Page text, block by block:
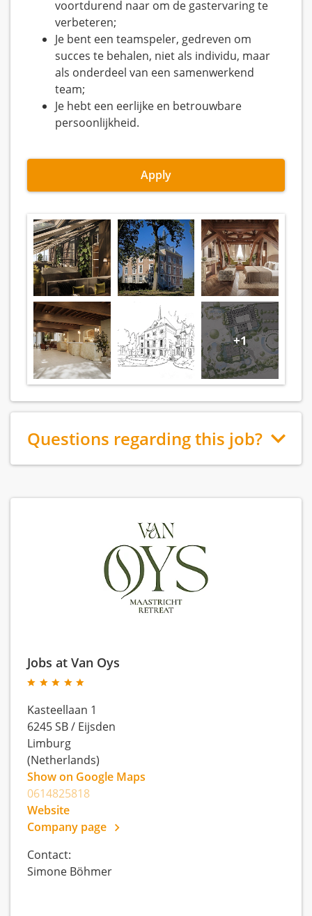
voortdurend naar om de gastervaring te
verbeteren;
Je bent een teamspeler, gedreven om
succes te behalen, niet als individu, maar
als onderdeel van een samenwerkend
team;
Je hebt een eerlijke en betrouwbare
persoonlijkheid.
Apply
+1
Questions regarding this job?
Jobs at Van Oys
Kasteellaan 1
6245 SB/ Eijsden
Limburg
(Netherlands)
Show on Google Maps
0614825818
Website
Company page
Contact:
Simone Böhmer